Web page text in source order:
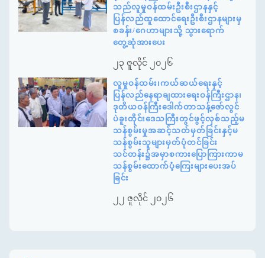
သည်လူမှုဝန်ထမ်းဦးစီးဌာနနှင့်
ပြန်လည်ထူထောင်ရေးဦးစီးဌာနများမှ
စခန်း/ဂေဟာများသို့ သွားရောက်
တွေ့ဆုံအားပေး
၂၃ ဇူလိုင် ၂၀၂၆
လူမှုဝန်ထမ်း၊ကယ်ဆယ်ရေးနှင့်
ပြန်လည်နေရာချထားရေးဝန်ကြီးဌာန၊
ဒုတိယဝန်ကြီးဒေါက်တာသန့်ဇော်လွင်
ပဲခူးတိုင်းဒေသကြီးတွင်ဖွင့်လှစ်သည့်မ
သန်စွမ်းမှုအဆင့်သတ်မှတ်ခြင်းနှင့်မ
သန်စွမ်းသူများမှတ်ပုံတင်ခြင်း
သင်တန်း၌အမှာစကားပြောကြားကာမ
သန်စွမ်းထောက်ပံ့ကြေးများပေးအပ်
ခြင်း
၂၂ ဇူလိုင် ၂၀၂၆